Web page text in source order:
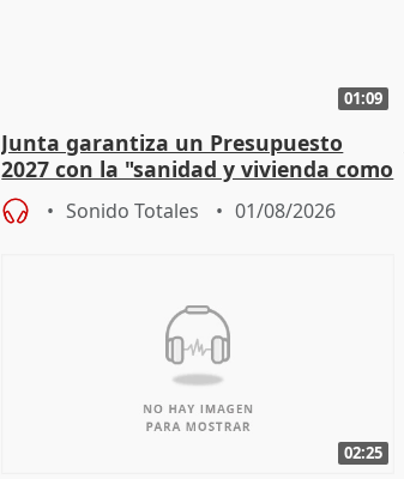
01:09
Junta garantiza un Presupuesto
2027 con la "sanidad y vivienda como
prioridades"
Sonido Totales 01/08/2026
02:25